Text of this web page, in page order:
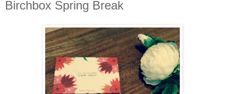
Birchbox Spring Break